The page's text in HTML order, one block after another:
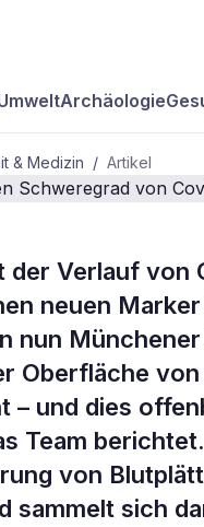
Archäologie
& Medizin / Artikel
der Verlauf von
neuen
nun
Oberfläche
– und dies
Team
von
sammelt sich